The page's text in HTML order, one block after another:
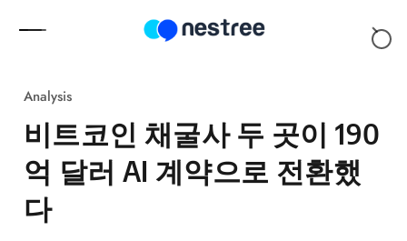
Analysis
비트코인 채굴사 두 곳이 190
억 달러 AI 계약으로 전환했
다